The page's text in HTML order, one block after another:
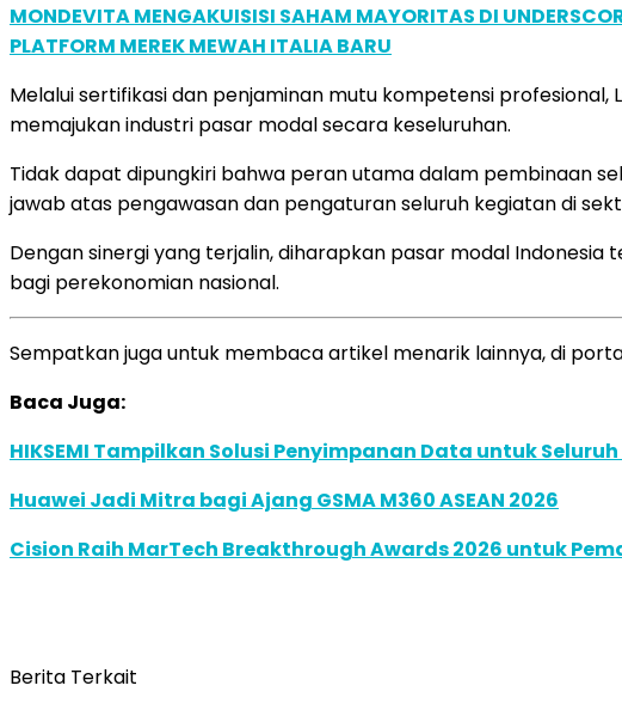
MONDEVITA MENGAKUISISI SAHAM MAYORITAS DI
PLATFORM MEREK MEWAH ITALIA BARU
Melalui sertifikasi dan penjaminan mutu kompetensi
memajukan industri pasar modal secara keseluruhan.
Tidak dapat dipungkiri bahwa peran utama dalam pembinaan
jawab atas pengawasan dan pengaturan seluruh kegiatan di
Dengan sinergi yang terjalin, diharapkan pasar modal
bagi perekonomian nasional.
Sempatkan juga untuk membaca artikel menarik lainnya, di
Baca Juga:
HIKSEMI Tampilkan Solusi Penyimpanan Data untuk
Huawei Jadi Mitra bagi Ajang GSMA M360 ASEAN 2026
Cision Raih MarTech Breakthrough Awards 2026 untuk
Berita Terkait